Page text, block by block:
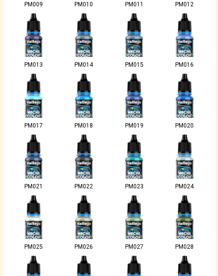
PM009 PM010 PM011 PM012
PM013 PM014 PM015 PM016
PM017 PM018 PM019 PM020
PM021 PM022 PM023 PM024
PM025 PM026 PM027 PM028